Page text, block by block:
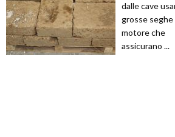
dalle cave
grosse seghe
motore che
assicurano ...